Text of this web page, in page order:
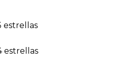
estrellas
estrellas